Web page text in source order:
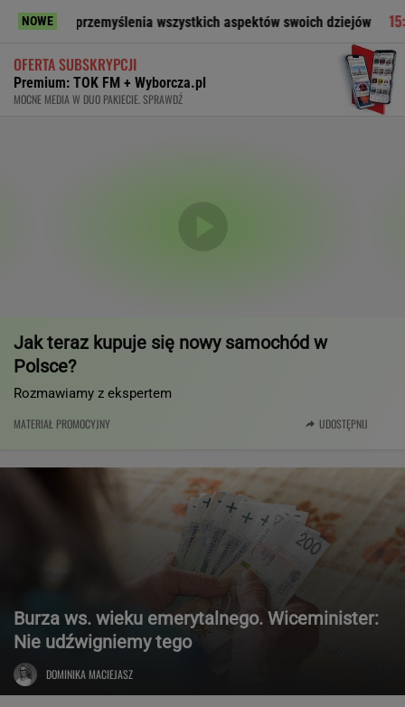
NOWE wszystkich aspektów swoich dziejów Sąd
OFERTA SUBSKRYPCJI
Premium: TOK FM + Wyborcza.pl
MOCNE MEDIA W DUO PAKIECIE. SPRAWDŹ
Jak teraz kupuje się nowy samochód w
Polsce?
Rozmawiamy z ekspertem
MATERIAŁ PROMOCYJNY UDOSTĘPNIJ
Burza ws. wieku emerytalnego. Wiceminister:
Nie udźwigniemy tego
DOMINIKA MACIEJASZ